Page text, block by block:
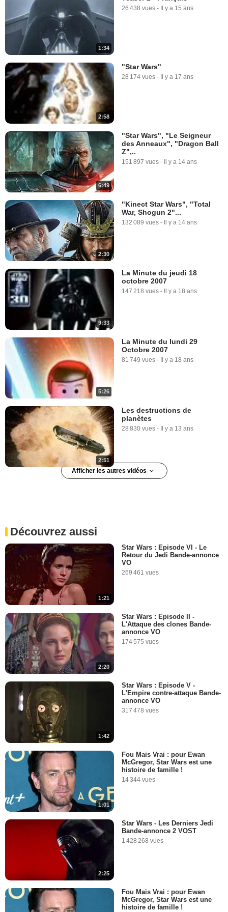
1:34
26 438 vues - Il y a 15 ans
2:58
"Star Wars"
28 174 vues - Il y a 17 ans
6:49
"Star Wars", "Le Seigneur
des Anneaux", "Dragon Ball
Z",..
151 897 vues - Il y a 14 ans
2:30
"Kinect Star Wars", "Total
War, Shogun 2"...
132 089 vues - Il y a 14 ans
9:33
La Minute du jeudi 18
octobre 2007
147 218 vues - Il y a 18 ans
5:26
La Minute du lundi 29
Octobre 2007
81 749 vues - Il y a 18 ans
2:51
Les destructions de
planètes
28 830 vues - Il y a 13 ans
Afficher les autres vidéos
5:29
5:54
Lundi 23 août 2010
341 192 vues
4:04
Jeudi 30 septembre 2010
24 995 vues -
4:50
Vendredi 23 septembre 2011
138 803 vues
3:17
"Star Wars" : le tout premier
teaser !
6:47
Storm ton booty ! Storm ton
Expo "Star Wars Identities" :
Découvrez aussi
1:21
Star Wars : Episode VI - Le
Retour du Jedi Bande-annonce
VO
269 461 vues
2:20
Star Wars : Episode II -
L'Attaque des clones Bande-
annonce VO
174 575 vues
1:42
Star Wars : Episode V -
L'Empire contre-attaque Bande-
annonce VO
317 478 vues
1:01
Fou Mais Vrai : pour Ewan
McGregor, Star Wars est une
histoire de famille !
14 344 vues
2:25
Star Wars - Les Derniers Jedi
Bande-annonce 2 VOST
1 428 268 vues
Fou Mais Vrai : pour Ewan
McGregor, Star Wars est une
histoire de famille !